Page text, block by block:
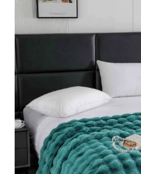
Lenjerii Creponate
Lenjerii de finet Iprimate Digital
Lenjerii de pat Finet + 2 Draperii
Lenjerii de pat Saten 4 piese cu
elastic